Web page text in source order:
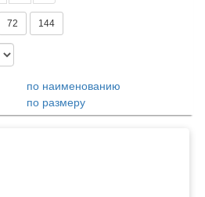
72 144
по наименованию
по размеру